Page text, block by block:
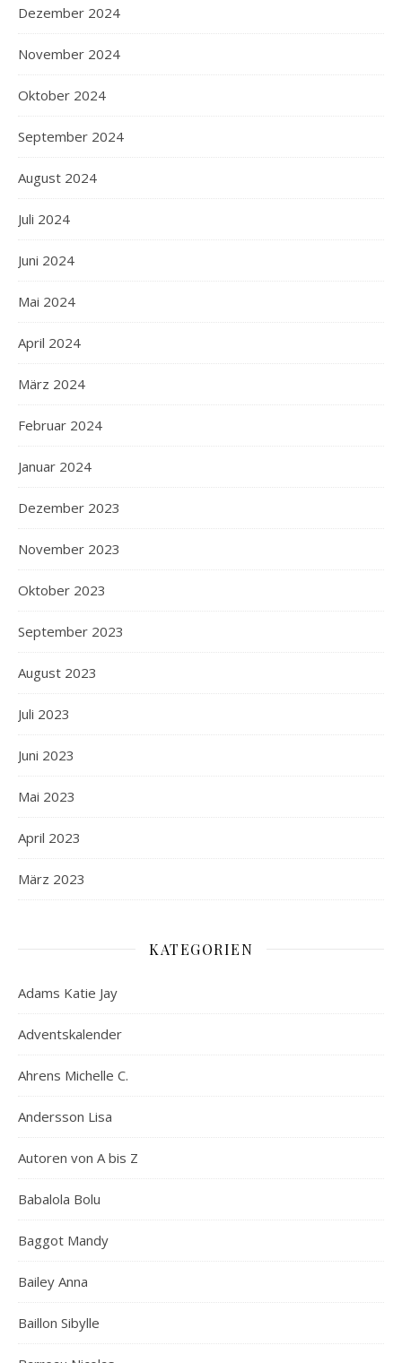
Dezember 2024
November 2024
Oktober 2024
September 2024
August 2024
Juli 2024
Juni 2024
Mai 2024
April 2024
März 2024
Februar 2024
Januar 2024
Dezember 2023
November 2023
Oktober 2023
September 2023
August 2023
Juli 2023
Juni 2023
Mai 2023
April 2023
März 2023
KATEGORIEN
Adams Katie Jay
Adventskalender
Ahrens Michelle C.
Andersson Lisa
Autoren von A bis Z
Babalola Bolu
Baggot Mandy
Bailey Anna
Baillon Sibylle